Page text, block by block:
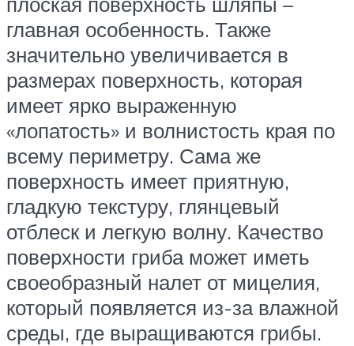
главная особенность. Также
значительно увеличивается в
размерах поверхность, которая
имеет ярко выраженную
«лопатость» и волнистость края по
всему периметру. Сама же
поверхность имеет приятную,
гладкую текстуру, глянцевый
отблеск и легкую волну. Качество
поверхности гриба может иметь
своеобразный налет от мицелия,
который появляется из-за влажной
среды, где выращиваются грибы.